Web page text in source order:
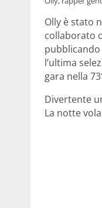
Olly è stato
collaborato
l’ultima
gara nella
Divertente
La notte